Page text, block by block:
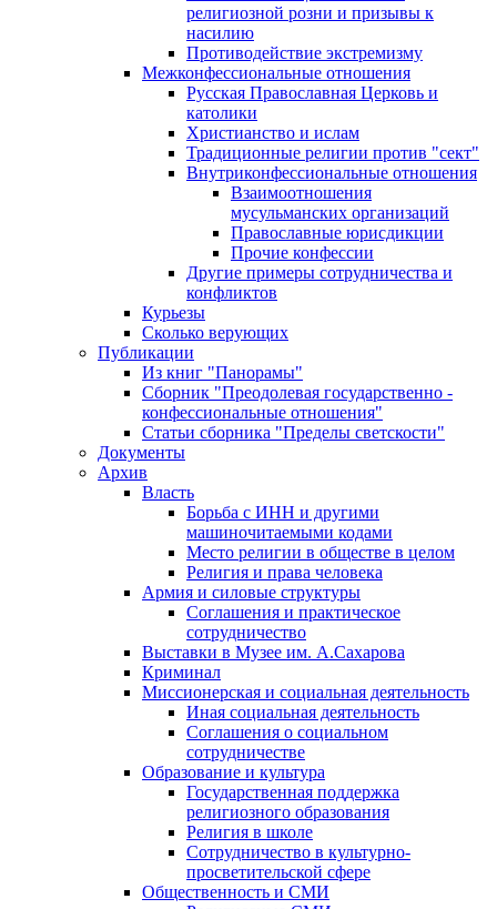
религиозной розни и призывы к
насилию
Противодействие экстремизму
Межконфессиональные отношения
Русская Православная Церковь и
католики
Христианство и ислам
Традиционные религии против "сект"
Внутриконфессиональные отношения
Взаимоотношения
мусульманских организаций
Православные юрисдикции
Прочие конфессии
Другие примеры сотрудничества и
конфликтов
Курьезы
Сколько верующих
Публикации
Из книг "Панорамы"
Сборник "Преодолевая государственно -
конфессиональные отношения"
Статьи сборника "Пределы светскости"
Документы
Архив
Власть
Борьба с ИНН и другими
машиночитаемыми кодами
Место религии в обществе в целом
Религия и права человека
Армия и силовые структуры
Соглашения и практическое
сотрудничество
Выставки в Музее им. А.Сахарова
Криминал
Миссионерская и социальная деятельность
Иная социальная деятельность
Соглашения о социальном
сотрудничестве
Образование и культура
Государственная поддержка
религиозного образования
Религия в школе
Сотрудничество в культурно-
просветительской сфере
Общественность и СМИ